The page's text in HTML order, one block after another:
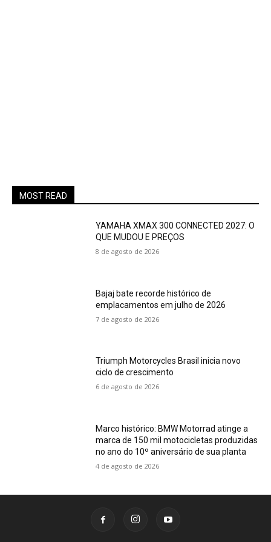
MOST READ
YAMAHA XMAX 300 CONNECTED 2027: O
QUE MUDOU E PREÇOS
8 de agosto de 2026
Bajaj bate recorde histórico de
emplacamentos em julho de 2026
7 de agosto de 2026
Triumph Motorcycles Brasil inicia novo
ciclo de crescimento
6 de agosto de 2026
Marco histórico: BMW Motorrad atinge a
marca de 150 mil motocicletas produzidas
no ano do 10º aniversário de sua planta
4 de agosto de 2026